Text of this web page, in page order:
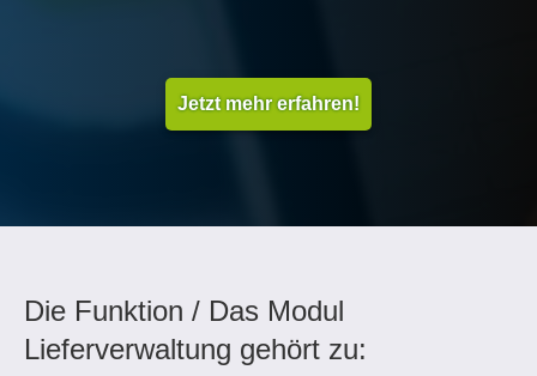
Jetzt mehr erfahren!
Die Funktion / Das Modul
Lieferverwaltung gehört zu: